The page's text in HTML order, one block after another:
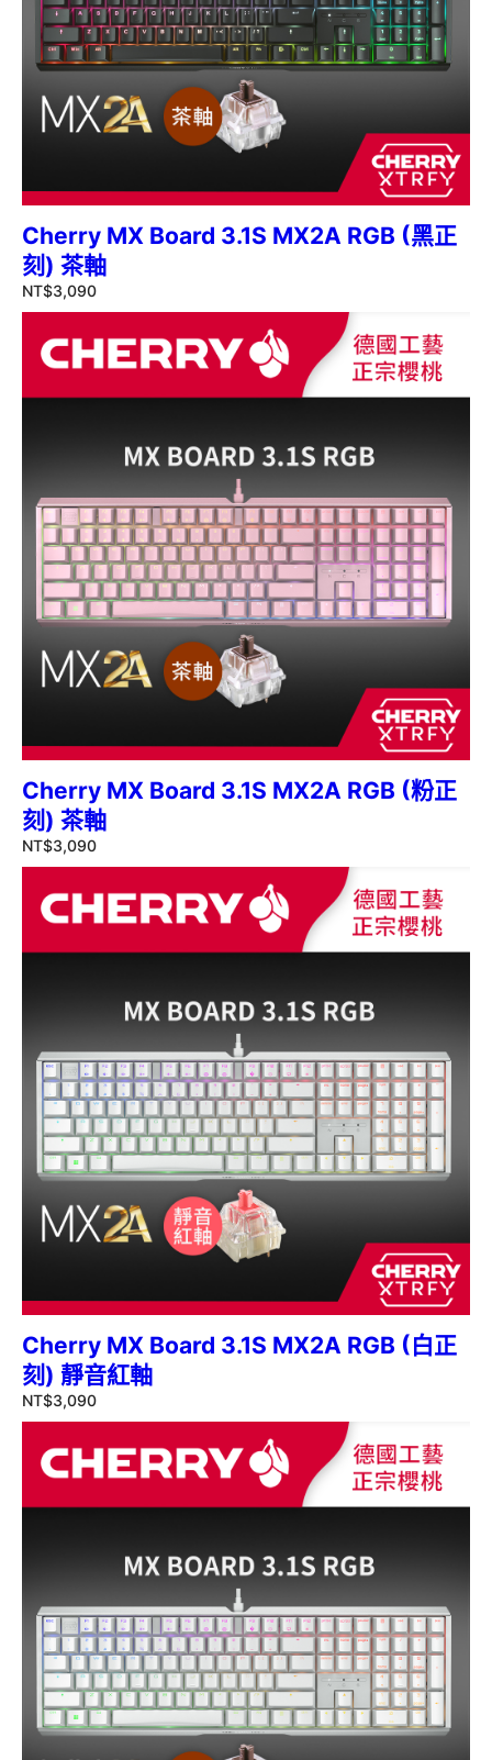
Cherry MX Board 3.1S MX2A RGB (黑正
刻) 茶軸
NT$3,090
Cherry MX Board 3.1S MX2A RGB (粉正
刻) 茶軸
NT$3,090
Cherry MX Board 3.1S MX2A RGB (白正
刻) 靜音紅軸
NT$3,090